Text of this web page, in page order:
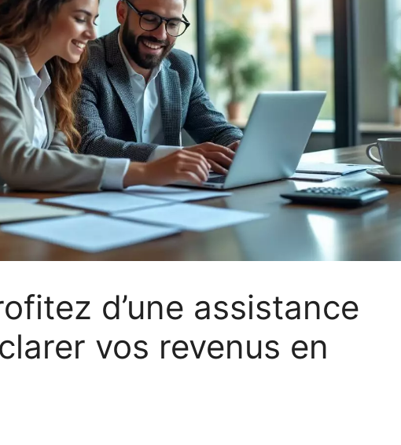
d’une assistance
vos revenus en